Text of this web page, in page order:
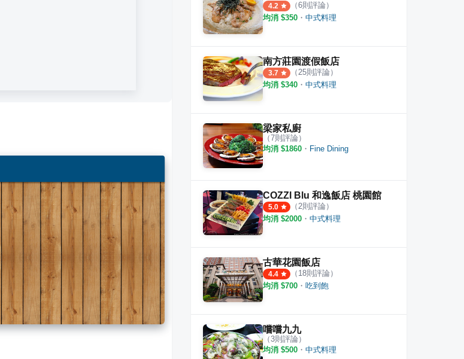
4.2 （6則評論）
均消 $350 ・ 中式料理
南方莊園渡假飯店
3.7 （25則評論）
均消 $340 ・ 中式料理
梁家私廚
（7則評論）
均消 $1860 ・ Fine Dining
COZZI Blu 和逸飯店 桃園館
5.0 （2則評論）
均消 $2000 ・ 中式料理
古華花園飯店
4.4 （ 18則評論）
均消 $700 ・ 吃到飽
嚐嚐九九
（3則評論）
均消 $500 ・ 中式料理